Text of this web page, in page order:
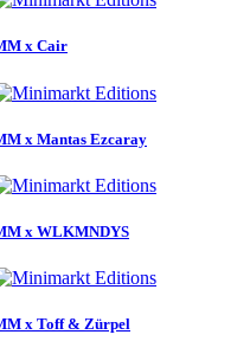
x Cair
x Mantas Ezcaray
x WLKMNDYS
x Toff & Zürpel